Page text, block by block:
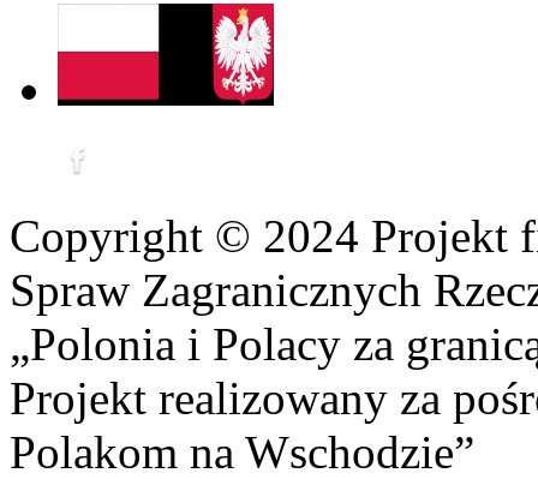
Copyright © 2024 Projekt
Spraw Zagranicznych
„Polonia i Polacy za
Projekt realizowany za
Polakom na Wschodzie”